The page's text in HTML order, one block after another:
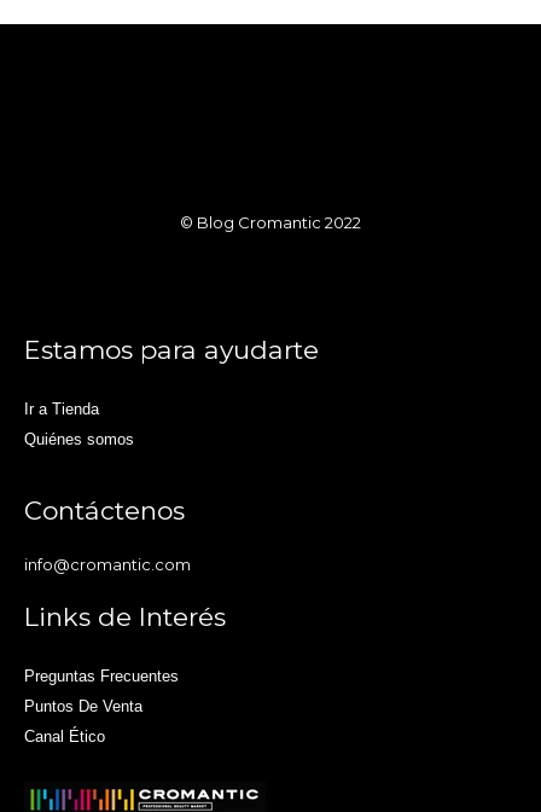
© Blog Cromantic 2022
Estamos para ayudarte
Ir a Tienda
Quiénes somos
Contáctenos
info@cromantic.com
Links de Interés
Preguntas Frecuentes
Puntos De Venta
Canal Ético